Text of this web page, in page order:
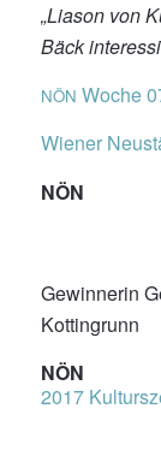
„Liason von
Bäck
NÖN Woche
Wiener
NÖN
Gewinnerin
Kottingrunn
NÖN
2017